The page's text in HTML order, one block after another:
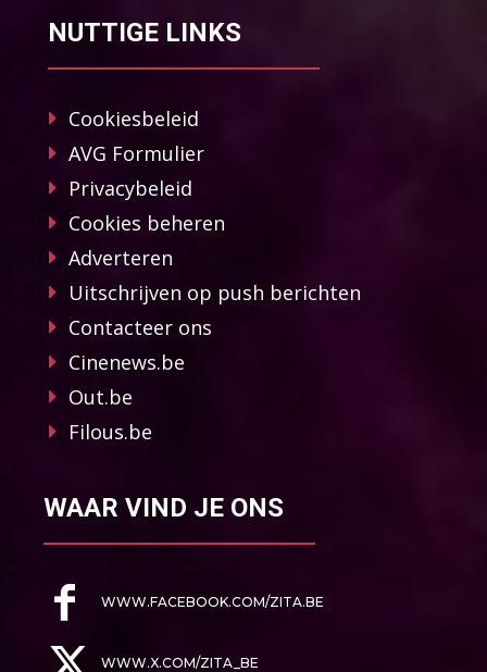
NUTTIGE LINKS
Cookiesbeleid
AVG Formulier
Privacybeleid
Cookies beheren
Adverteren
Uitschrijven op push berichten
Contacteer ons
Cinenews.be
Out.be
Filous.be
WAAR VIND JE ONS
WWW.FACEBOOK.COM/ZITA.BE
WWW.X.COM/ZITA_BE